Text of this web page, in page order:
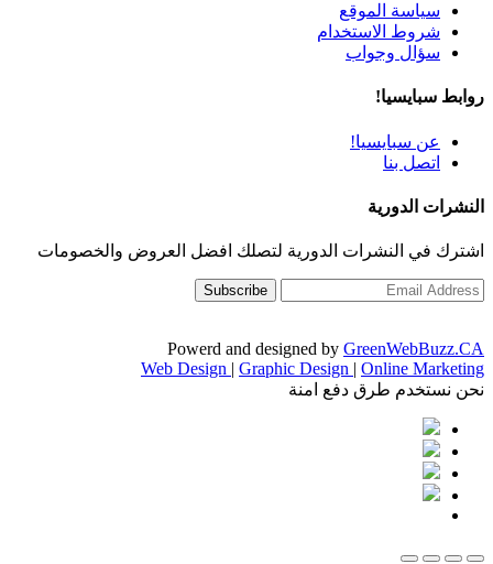
سياسة الموقع
شروط الاستخدام
سؤال وجواب
روابط سبايسيا!
عن سبايسيا!
اتصل بنا
النشرات الدورية
اشترك في النشرات الدورية لتصلك افضل العروض والخصومات
Powerd and designed by GreenWebBuzz.CA
Web Design | Graphic Design | Online Marketing
نحن نستخدم طرق دفع امنة